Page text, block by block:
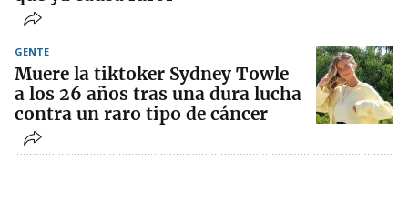
GENTE
Muere la tiktoker Sydney Towle
a los 26 años tras una dura lucha
contra un raro tipo de cáncer